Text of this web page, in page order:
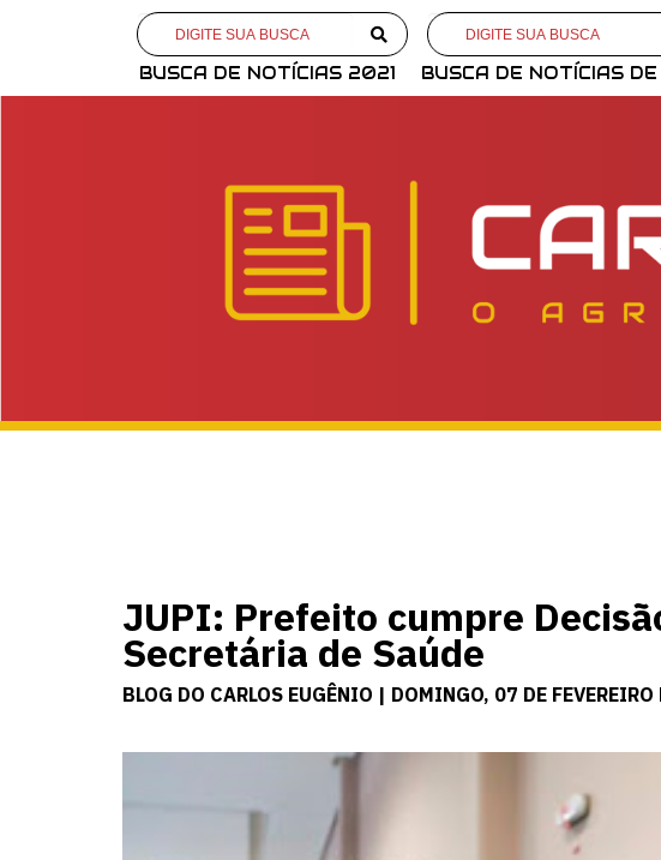
BUSCA DE NOTÍCIAS 2021 BUSCA DE NOTÍCIAS
JUPI: Prefeito cumpre
Secretária de Saúde
BLOG DO CARLOS EUGÊNIO | DOMINGO, 07 DE